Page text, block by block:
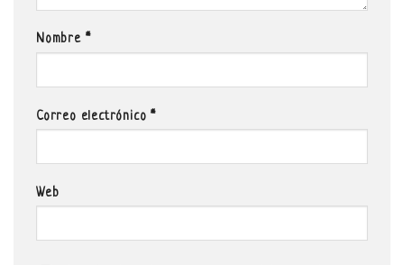
Nombre *
Correo electrónico*
Web